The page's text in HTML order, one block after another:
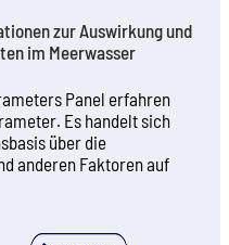
zur Auswirkung und
im Meerwasser
Panel erfahren
Es handelt sich
über die
anderen Faktoren auf